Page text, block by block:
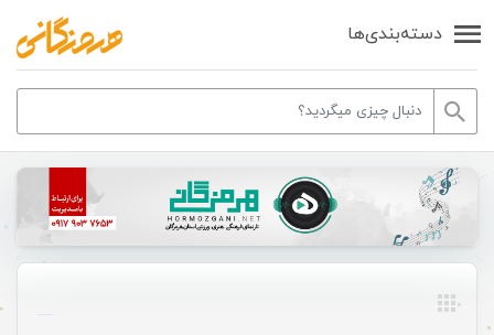
دسته‌بندی‌ها